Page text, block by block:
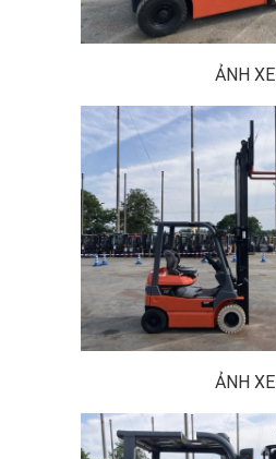
ẢNH XE
ẢNH XE